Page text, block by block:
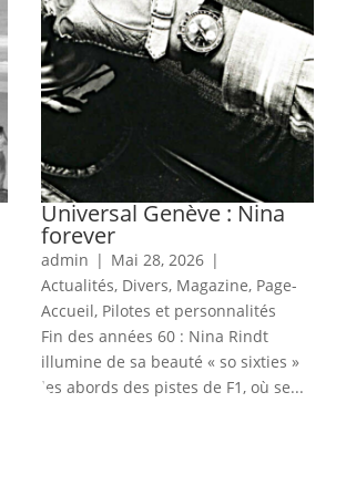
Universal Genève : Nina
forever
admin | Mai 28, 2026 |
Actualités, Divers, Magazine, Page-
Accueil, Pilotes et personnalités
Fin des années 60 : Nina Rindt
illumine de sa beauté « so sixties »
les abords des pistes de F1, où se...